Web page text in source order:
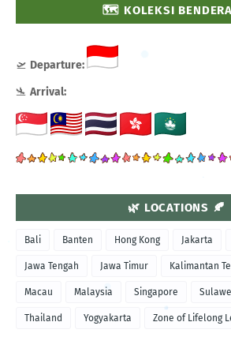
🗺️ KOLEKSI
🛫 Departure:
🛬 Arrival:
🌿 LOCATIONS 🍂
Bali Banten Hong Kong Jakarta
Jawa Tengah Jawa Timur Kalimantan
Macau Malaysia Singapore
Thailand Yogyakarta Zone of Lifelong